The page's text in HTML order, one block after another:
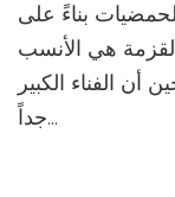
الحمضيات بناءً على
هي الأنسب
الفناء الكبير
جداً...